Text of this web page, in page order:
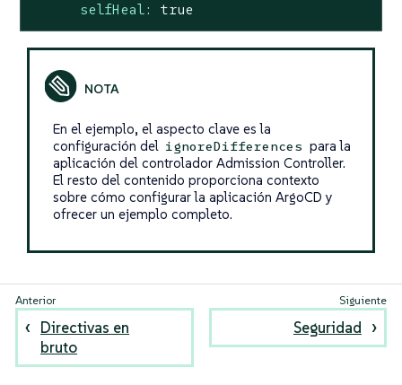
selfHeal:
true
En el ejemplo, el aspecto clave es la
configuración del ignoreDifferences para la
aplicación del controlador Admission Controller.
El resto del contenido proporciona contexto
sobre cómo configurar la aplicación ArgoCD y
ofrecer un ejemplo completo.
Directivas en
bruto
Seguridad